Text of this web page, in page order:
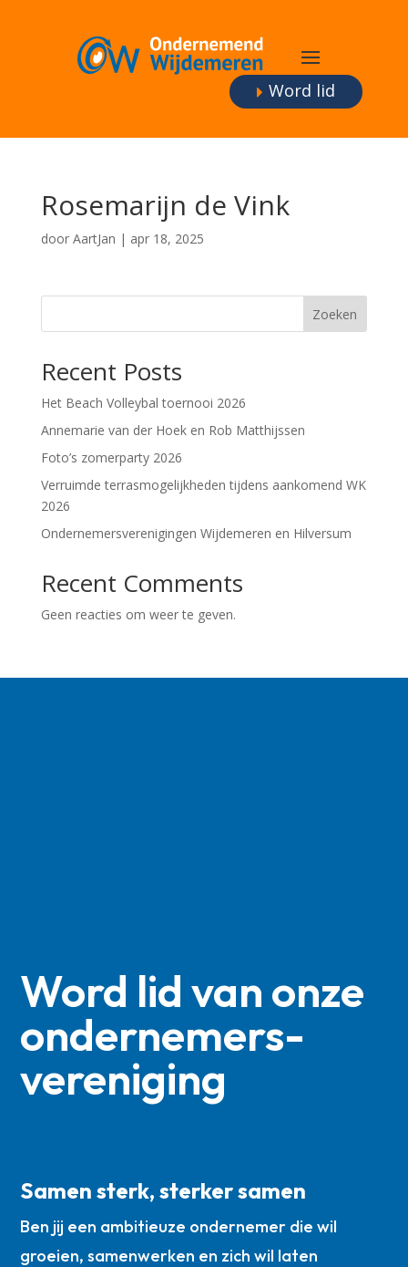
Word lid
Rosemarijn de Vink
door AartJan | apr 18, 2025
Zoeken
Recent Posts
Het Beach Volleybal toernooi 2026
Annemarie van der Hoek en Rob Matthijssen
Foto’s zomerparty 2026
Verruimde terrasmogelijkheden tijdens aankomend WK
2026
Ondernemersverenigingen Wijdemeren en Hilversum
Recent Comments
Geen reacties om weer te geven.
Word lid van onze
ondernemers­
vereniging
Samen sterk, sterker samen
Ben jij een ambitieuze ondernemer die wil
groeien, samenwerken en zich wil laten